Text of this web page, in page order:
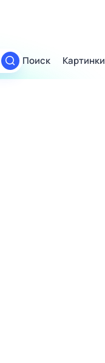
Поиск Картинки